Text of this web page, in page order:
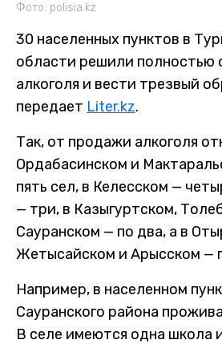
Фото: polisia.kz
30 населенных пунктов в
области решили полностью
алкоголя и вести трезвый
передает Liter.kz.
Так, от продажи алкоголя
Ордабасинском и
пять сел, в Келесском —
— три, в Казыгуртском,
Сауранском — по два, а в
Жетысайском и Арысском —
Например, в населенном
Сауранского района
В селе имеются одна школа